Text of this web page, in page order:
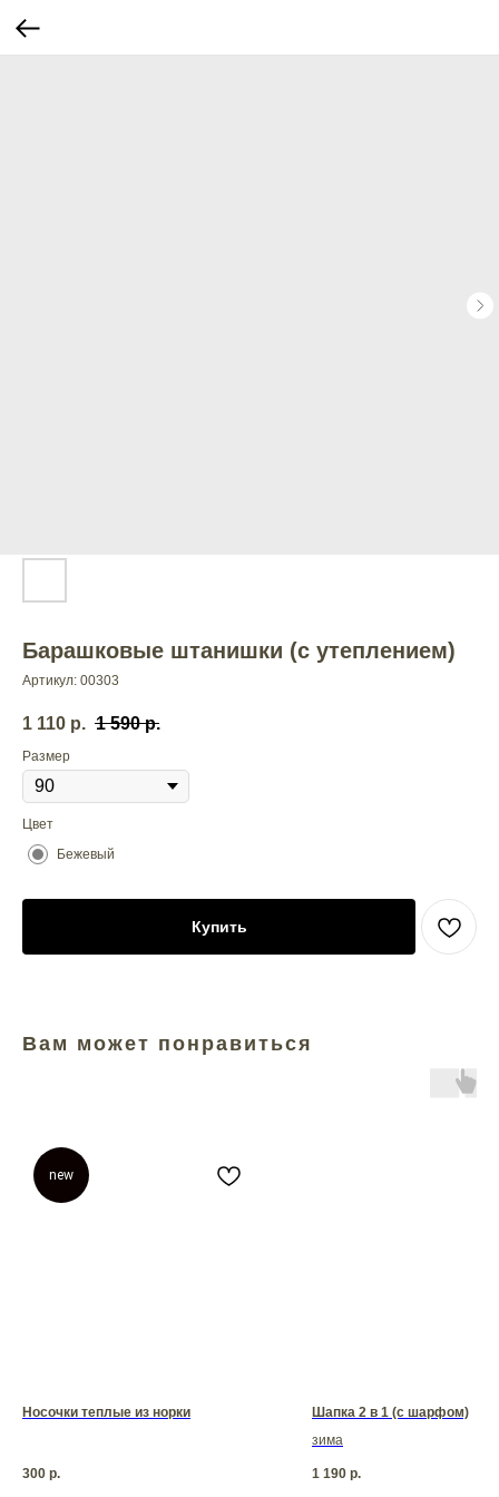
Барашковые штанишки (с утеплением)
Артикул: 00303
1 110 р. 1 590 р.
Размер
Цвет
Бежевый
Купить
Вам может понравиться
new
Носочки теплые из норки
300 р.
Шапка 2 в 1 (с шарфом)
зима
1 190 р.